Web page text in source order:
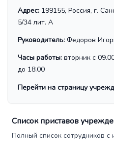
Адрес: 199155, Россия, г.
5/34 лит. А
Руководитель: Федоров
Часы работы: вторник с
до 18.00
Перейти на страницу
Список приставов
Полный список сотрудников